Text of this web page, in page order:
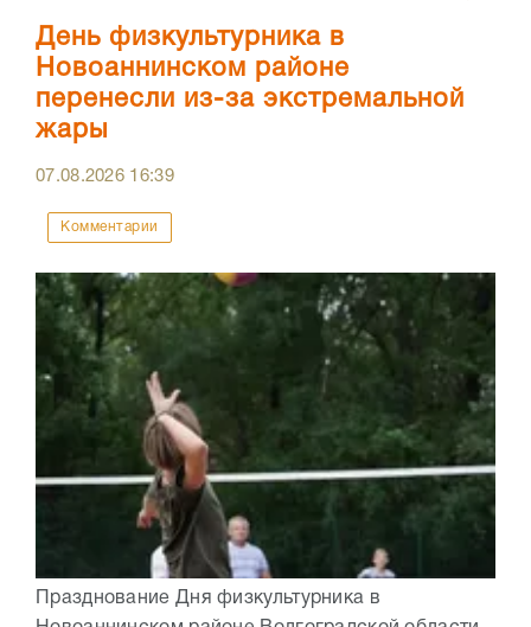
День физкультурника в
Новоаннинском районе
перенесли из-за экстремальной
жары
07.08.2026 16:39
Комментарии
Празднование Дня физкультурника в